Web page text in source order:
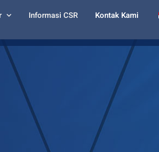
Informasi CSR Kontak Kami